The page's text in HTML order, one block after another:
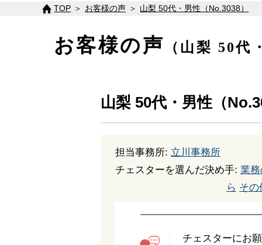
TOP お客様の声 山梨 50代・男性（No.3038）
お客様の声 （山梨 50代
山梨 50代・男性（
担当事務所: 立川事務所
チェスターを選んだ決め手: 業
ら その
チェスターにお